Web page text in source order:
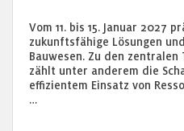
Vom 11. bis 15. Januar 2027
zukunftsfähige Lösungen
Bauwesen. Zu den
zählt unter anderem die
effizientem Einsatz von
…